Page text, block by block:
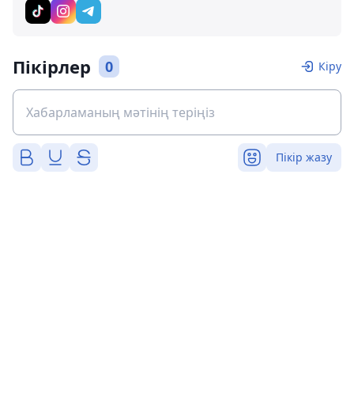
Пікірлер 0 Кіру
Пікір жазу